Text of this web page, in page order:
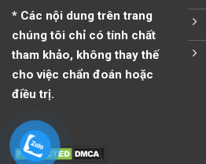
* Các nội dung trên trang
chúng tôi chỉ có tính chất
tham khảo, không thay thế
cho việc chẩn đoán hoặc
điều trị.